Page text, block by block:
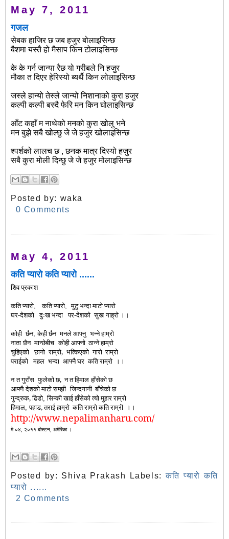
May 7, 2011
गजल
सेबक हाजिर छ जब हजुर बोलाइसिन्छ
बैशमा यस्तै हो मैसाप किन टोलाइसिन्छ
के के गर्न जान्या रैछ यो गरीबले नि हजुर
मौका त दिएर हेरिस्यो ब्यर्थै किन लोलाइसिन्छ
जस्ले हान्यो तेस्ले जान्यो निशानाको कुरा हजुर
कल्पी कल्पी बस्दै फेरि मन किन घोलाइसिन्छ
आँट कहाँ म नाथेको मनको कुरा खोलु भने
मन बुझे सबै खोल्छु जे जे हजुर खोलाइसिन्छ
श्पर्शको लालच छ , छनक मात्र दिस्यो हजुर
सबै कुरा मोली दिन्छु जे जे हजुर मोलाइसिन्छ
Posted by: waka
0 Comments
May 4, 2011
कति प्यारो कति प्यारो ......
शिव प्रकाश
कतिप्यारो,कतिप्यारो,मुटुभन्दामाटोप्यारो
घर-देशको दुःखभन्दा पर-देशको सुख गाह्रो ।।
कोही छैन,केहीछैन मनलेआफ्नु भन्नेहाम्रो
नाता छैन मान्छेबीच कोहीआफ्नो ठान्नेहाम्रो
चुहिएको छानो राम्रो, भत्किएको गारो राम्रो
पराईको महल भन्दा आफ्नैघर कतिराम्रो ।।
न तगुराँस फुलेकोछ, नतहिमाल हाँसेकोछ
आफ्नै देशकोमाटोसम्झी जिन्दगानी बाँचेकोछ
गुन्द्रुक,ढिडो,सिन्कीखाईहाँसेकोत्योमुहारराम्रो
हिमाल,पहाड,तराईहाम्रो कतिराम्रोकतिराम्रॊ ।।
http://www.nepalimanharu.com/
मे ०४, २०११ बोस्टन, अमेरिका ।
Posted by: Shiva Prakash Labels:कति प्यारो कति
प्यारो ......
2 Comments